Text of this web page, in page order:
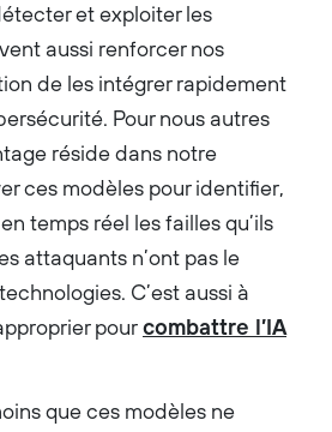
et exploiter les
aussi renforcer nos
de les intégrer rapidement
Pour nous autres
réside dans notre
ces modèles pour identifier,
temps réel les failles qu’ils
attaquants n’ont pas le
C’est aussi à
pourcombattre l’IA
que ces modèles ne